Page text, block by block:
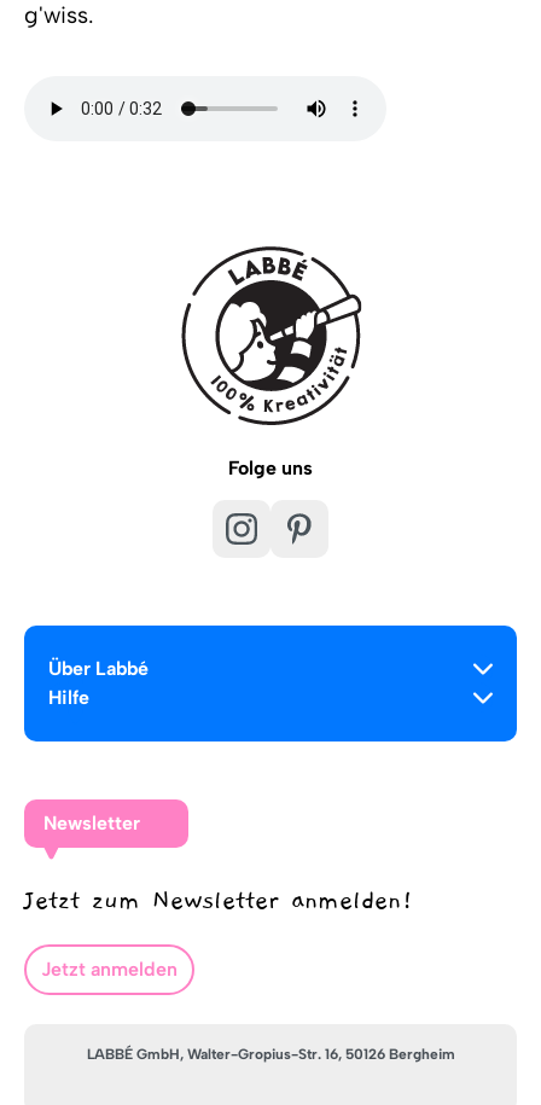
g'wiss.
Folge uns
Über Labbé
Hilfe
Newsletter
Jetzt zum Newsletter anmelden!
Jetzt anmelden
LABBÉ GmbH, Walter-Gropius-Str. 16, 50126 Bergheim